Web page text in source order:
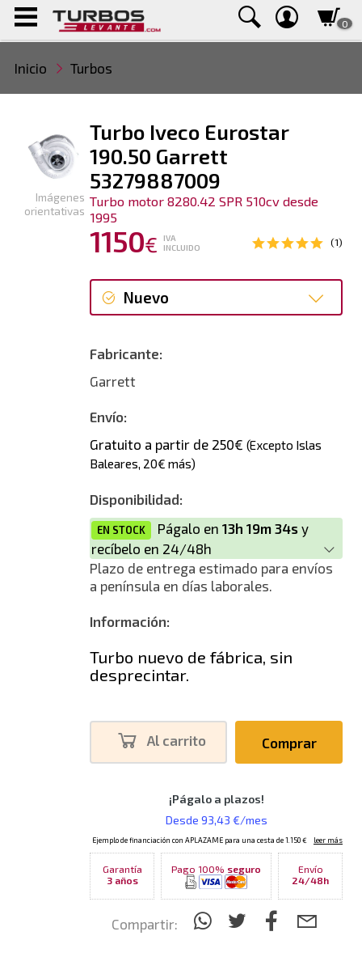
0
Inicio Turbos
Turbo Iveco Eurostar
190.50 Garrett
53279887009
Turbo motor 8280.42 SPR 510cv desde
1995
1150€
IVA
INCLUIDO
(1)
Nuevo
Fabricante:
Garrett
Envío:
Gratuito a partir de 250€ (Excepto Islas
Baleares, 20€ más)
Disponibilidad:
EN STOCK Págalo en 13h 19m 34s y
recíbelo en 24/48h
Plazo de entrega estimado para envíos
a península en días laborales.
Información:
Turbo nuevo de fábrica, sin
desprecintar.
Al carrito Comprar
Garantía
3 años
Pago 100% seguro
Envío
24/48h
Compartir:
Imágenes
orientativas